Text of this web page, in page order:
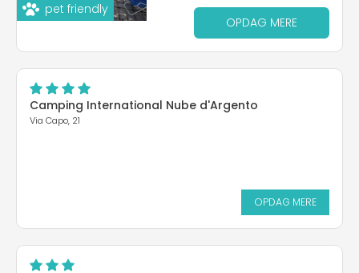
pet friendly
OPDAG MERE
Camping International Nube d'Argento
Via Capo, 21
OPDAG MERE